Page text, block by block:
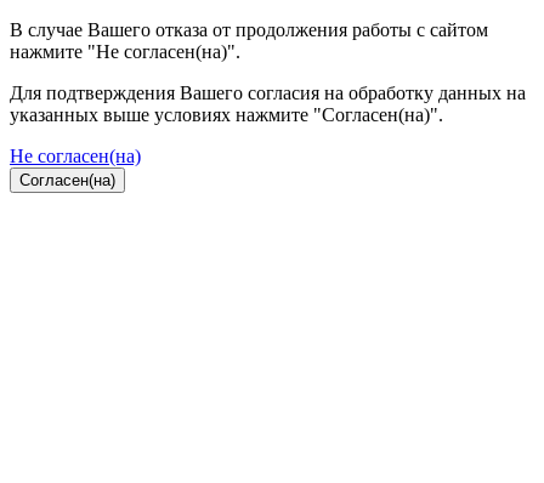
В случае Вашего отказа от продолжения работы с сайтом
нажмите "Не согласен(на)".
Для подтверждения Вашего согласия на обработку данных на
указанных выше условиях нажмите "Согласен(на)".
Не согласен(на)